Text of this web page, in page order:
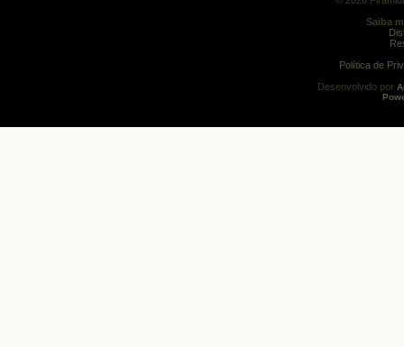
Saiba
Política de
Desenvolvido por